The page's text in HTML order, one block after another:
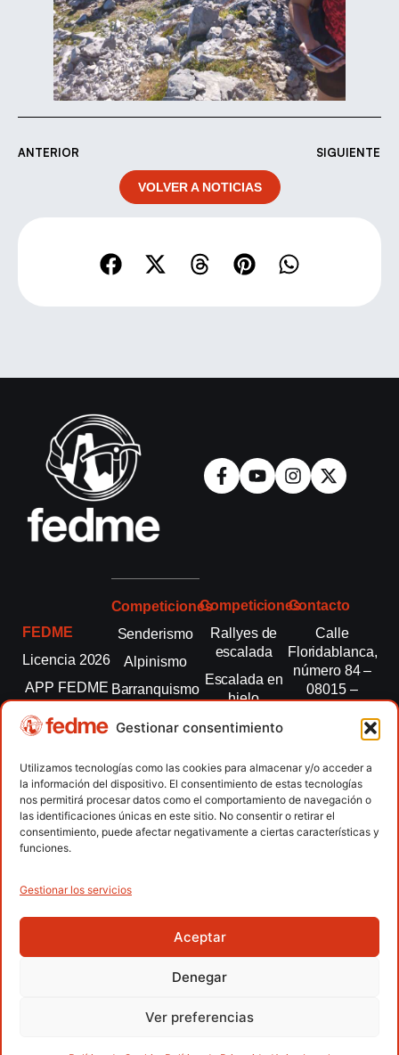
Gestionar consentimiento
Utilizamos tecnologías como las cookies para almacenar y/o acceder a
la información del dispositivo. El consentimiento de estas tecnologías
nos permitirá procesar datos como el comportamiento de navegación o
las identificaciones únicas en este sitio. No consentir o retirar el
consentimiento, puede afectar negativamente a ciertas características y
funciones.
Gestionar los servicios
Aceptar
Denegar
Ver preferencias
ANTERIOR SIGUIENTE
VOLVER A NOTICIAS
FEDME
Licencia 2026
APP FEDME
Transparencia
autonómicas
Clubes
Contacto
Competiciones
Senderismo
Alpinismo
Barranquismo
montaña
Escalada
Escalada
paralimpica
Competiciones
Rallyes de
escalada
Escalada en
hielo
Esquí de
Marcha
Nórdica
Raquetas de
nieve
Contacto
Calle
Floridablanca,
número 84 –
08015 –
fedme@fedme.es
934 264 267
Copyright © 2026 Federación Española de Deportes de
Montaña y Escalada | Desarrollado porTOOOLS
Política de Privacidad APPAccesibilidad